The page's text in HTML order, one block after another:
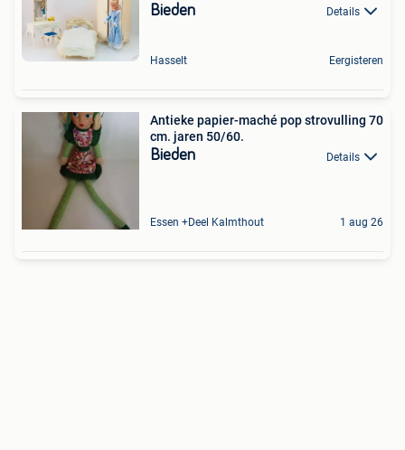
Bieden Details
Hasselt Eergisteren
Antieke papier-maché pop strovulling 70
cm. jaren 50/60.
Bieden Details
Essen +Deel Kalmthout 1 aug 26